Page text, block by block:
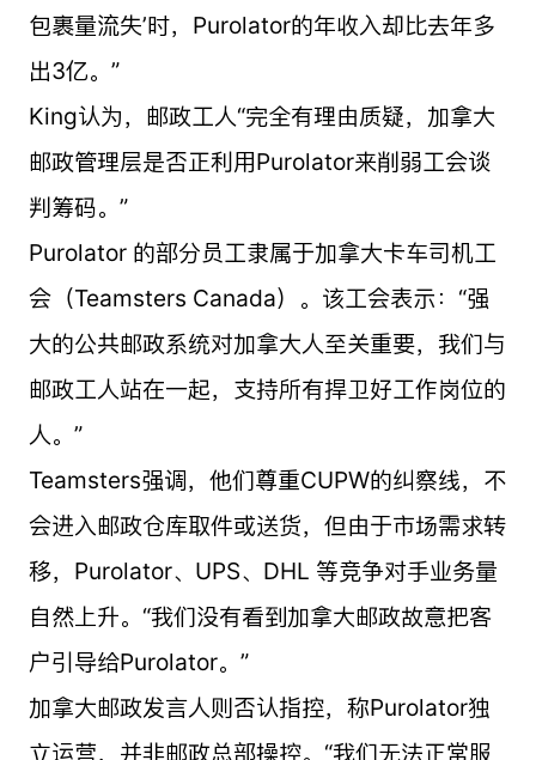
包裹量流失’时，Purolator的年收入却比去年多
出3亿。”
King认为，邮政工人“完全有理由质疑，加拿大
邮政管理层是否正利用Purolator来削弱工会谈
判筹码。”
Purolator 的部分员工隶属于加拿大卡车司机工
会（Teamsters Canada）。该工会表示：“强
大的公共邮政系统对加拿大人至关重要，我们与
邮政工人站在一起，支持所有捍卫好工作岗位的
人。”
Teamsters强调，他们尊重CUPW的纠察线，不
会进入邮政仓库取件或送货，但由于市场需求转
移，Purolator、UPS、DHL 等竞争对手业务量
自然上升。“我们没有看到加拿大邮政故意把客
户引导给Purolator。”
加拿大邮政发言人则否认指控，称Purolator独
立运营，并非邮政总部操控。“我们无法正常服